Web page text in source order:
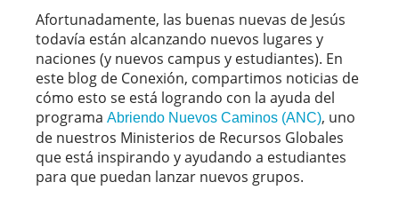
Afortunadamente, las buenas nuevas de Jesús
todavía están alcanzando nuevos lugares y
naciones (y nuevos campus y estudiantes). En
este blog de Conexión, compartimos noticias de
cómo esto se está logrando con la ayuda del
programa Abriendo Nuevos Caminos (ANC), uno
de nuestros Ministerios de Recursos Globales
que está inspirando y ayudando a estudiantes
para que puedan lanzar nuevos grupos.